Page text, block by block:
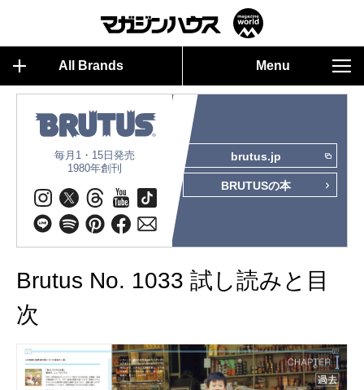
All Brands Menu
毎月1・15日発売
1980年創刊
brutus.jp
BRUTUSの本
Brutus No. 1033 試し読みと目
次